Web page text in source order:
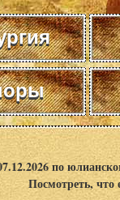
по
Посмотреть,